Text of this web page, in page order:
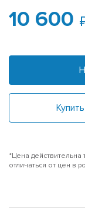
10 600
*Цена действительна
отличаться от цен в